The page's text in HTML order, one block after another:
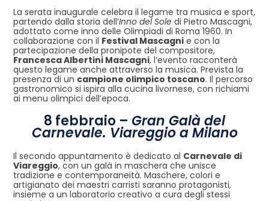
La serata inaugurale celebra il legame tra musica e sport,
partendo dalla storia dell’Inno del Sole di Pietro Mascagni,
adottato come inno delle Olimpiadi di Roma 1960. In
collaborazione con il Festival Mascagni e con la
partecipazione della pronipote del compositore,
Francesca Albertini Mascagni, l’evento racconterà
questo legame anche attraverso la musica. Prevista la
presenza di un campione olimpico toscano. Il percorso
gastronomico si ispira alla cucina livornese, con richiami
ai menu olimpici dell’epoca.
8 febbraio – Gran Galà del
Carnevale. Viareggio a Milano
Il secondo appuntamento è dedicato al Carnevale di
Viareggio, con un galà in maschera che unisce
tradizione e contemporaneità. Maschere, colori e
artigianato dei maestri carristi saranno protagonisti,
insieme a un laboratorio creativo a cura degli stessi